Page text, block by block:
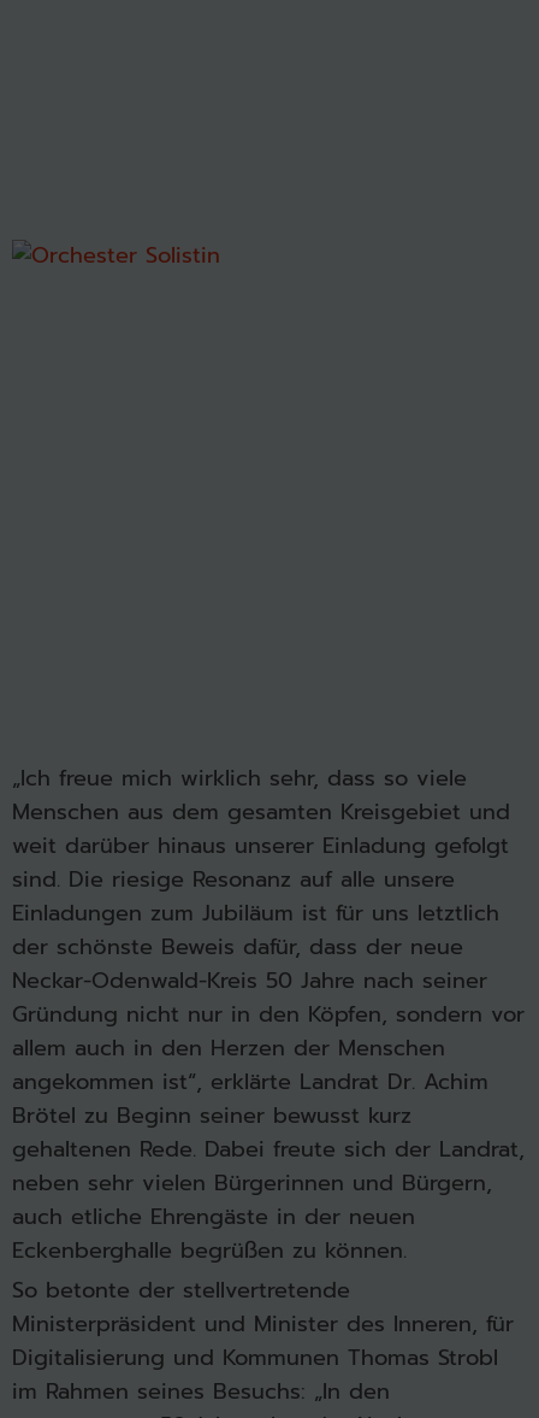
„Ich freue mich wirklich sehr, dass so viele
Menschen aus dem gesamten Kreisgebiet und
weit darüber hinaus unserer Einladung gefolgt
sind. Die riesige Resonanz auf alle unsere
Einladungen zum Jubiläum ist für uns letztlich
der schönste Beweis dafür, dass der neue
Neckar-Odenwald-Kreis 50 Jahre nach seiner
Gründung nicht nur in den Köpfen, sondern vor
allem auch in den Herzen der Menschen
angekommen ist“, erklärte Landrat Dr. Achim
Brötel zu Beginn seiner bewusst kurz
gehaltenen Rede. Dabei freute sich der Landrat,
neben sehr vielen Bürgerinnen und Bürgern,
auch etliche Ehrengäste in der neuen
Eckenberghalle begrüßen zu können.
So betonte der stellvertretende
Ministerpräsident und Minister des Inneren, für
Digitalisierung und Kommunen Thomas Strobl
im Rahmen seines Besuchs: „In den